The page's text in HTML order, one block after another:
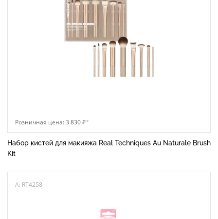
Розничная цена: 3 830 ₽*
Набор кистей для макияжа Real Techniques Au Naturale Brush
Kit
A: RT4258